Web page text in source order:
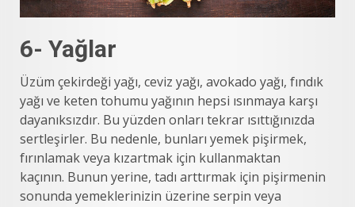
6- Yağlar
Üzüm çekirdeği yağı, ceviz yağı, avokado yağı, fındık
yağı ve keten tohumu yağının hepsi ısınmaya karşı
dayanıksızdır. Bu yüzden onları tekrar ısıttığınızda
sertleşirler. Bu nedenle, bunları yemek pişirmek,
fırınlamak veya kızartmak için kullanmaktan
kaçının. Bunun yerine, tadı arttırmak için pişirmenin
sonunda yemeklerinizin üzerine serpin veya